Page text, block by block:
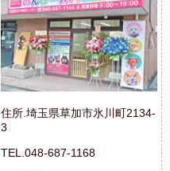
住所.埼玉県草加市氷川町2134-
3
TEL.048-687-1168